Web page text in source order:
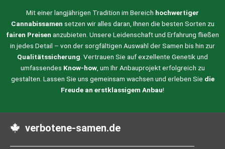
Mit einer langjährigen Tradition im Bereich hochwertiger
Cannabissamen setzen wir alles daran, Ihnen die besten Sorten zu
fairen Preisen anzubieten. Unsere Leidenschaft und Erfahrung fließen
in jedes Detail – von der sorgfältigen Auswahl der Samen bis hin zur
Qualitätssicherung. Vertrauen Sie auf exzellente Genetik und
umfassendes Know-how, um Ihr Anbauprojekt erfolgreich zu
gestalten. Lassen Sie uns gemeinsam wachsen und erleben Sie die
Freude an erstklassigem Anbau!
verbotene-samen.de